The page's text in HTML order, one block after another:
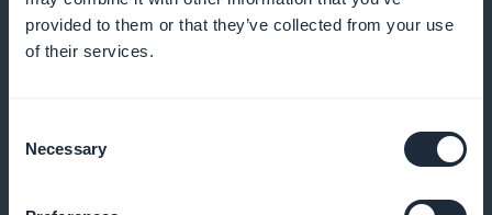
provided to them or that they’ve collected from your use
of their services.
Selection
Necessary
Push-ilmoitukset